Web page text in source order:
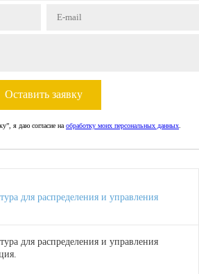
Оставить заявку
я даю согласие на обработку моих персональных данных
для распределения и управления
для распределения и управления